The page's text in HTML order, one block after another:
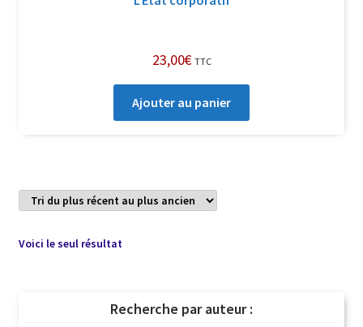
23,00€ TTC
Ajouter au panier
Voici le seul résultat
Recherche par auteur :